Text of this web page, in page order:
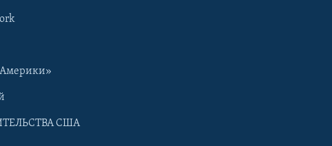
Америки»
США